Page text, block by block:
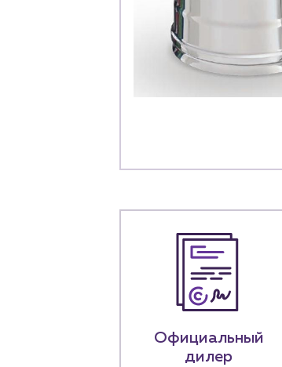
Официальный
дилер